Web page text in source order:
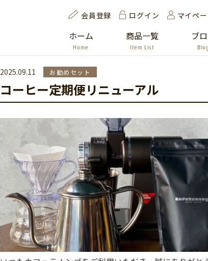
会員登録 ログイン マイペ
ホーム
Home
商品一覧
Item List
ブ
Blog
2025.09.11 お勧めセット
コーヒー定期便リニューアル